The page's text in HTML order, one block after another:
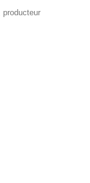
producteur